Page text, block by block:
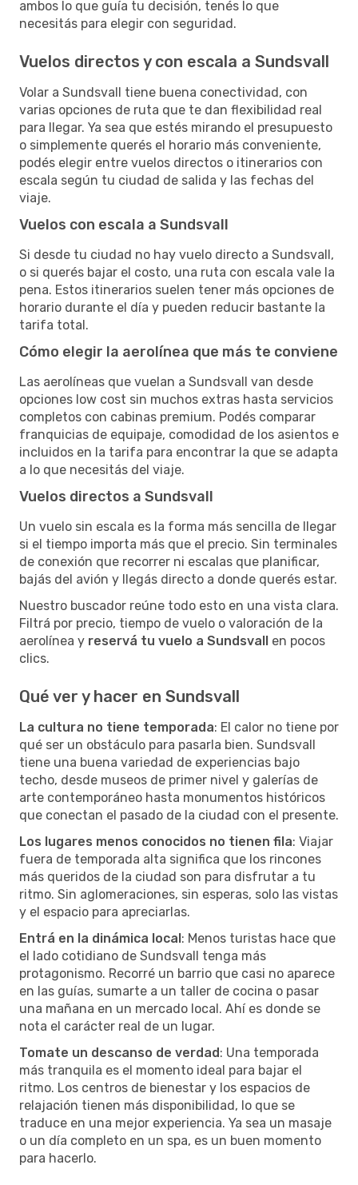
ambos lo que guía tu decisión, tenés lo que
necesitás para elegir con seguridad.
Vuelos directos y con escala a Sundsvall
Volar a Sundsvall tiene buena conectividad, con
varias opciones de ruta que te dan flexibilidad real
para llegar. Ya sea que estés mirando el presupuesto
o simplemente querés el horario más conveniente,
podés elegir entre vuelos directos o itinerarios con
escala según tu ciudad de salida y las fechas del
viaje.
Vuelos con escala a Sundsvall
Si desde tu ciudad no hay vuelo directo a Sundsvall,
o si querés bajar el costo, una ruta con escala vale la
pena. Estos itinerarios suelen tener más opciones de
horario durante el día y pueden reducir bastante la
tarifa total.
Cómo elegir la aerolínea que más te conviene
Las aerolíneas que vuelan a Sundsvall van desde
opciones low cost sin muchos extras hasta servicios
completos con cabinas premium. Podés comparar
franquicias de equipaje, comodidad de los asientos e
incluidos en la tarifa para encontrar la que se adapta
a lo que necesitás del viaje.
Vuelos directos a Sundsvall
Un vuelo sin escala es la forma más sencilla de llegar
si el tiempo importa más que el precio. Sin terminales
de conexión que recorrer ni escalas que planificar,
bajás del avión y llegás directo a donde querés estar.
Nuestro buscador reúne todo esto en una vista clara.
Filtrá por precio, tiempo de vuelo o valoración de la
aerolínea y reservá tu vuelo a Sundsvall en pocos
clics.
Qué ver y hacer en Sundsvall
La cultura no tiene temporada: El calor no tiene por
qué ser un obstáculo para pasarla bien. Sundsvall
tiene una buena variedad de experiencias bajo
techo, desde museos de primer nivel y galerías de
arte contemporáneo hasta monumentos históricos
que conectan el pasado de la ciudad con el presente.
Los lugares menos conocidos no tienen fila: Viajar
fuera de temporada alta significa que los rincones
más queridos de la ciudad son para disfrutar a tu
ritmo. Sin aglomeraciones, sin esperas, solo las vistas
y el espacio para apreciarlas.
Entrá en la dinámica local: Menos turistas hace que
el lado cotidiano de Sundsvall tenga más
protagonismo. Recorré un barrio que casi no aparece
en las guías, sumarte a un taller de cocina o pasar
una mañana en un mercado local. Ahí es donde se
nota el carácter real de un lugar.
Tomate un descanso de verdad: Una temporada
más tranquila es el momento ideal para bajar el
ritmo. Los centros de bienestar y los espacios de
relajación tienen más disponibilidad, lo que se
traduce en una mejor experiencia. Ya sea un masaje
o un día completo en un spa, es un buen momento
para hacerlo.